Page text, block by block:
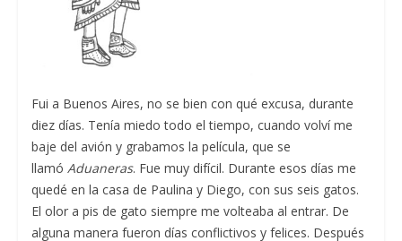
Fui a Buenos Aires, no se bien con qué excusa, durante
diez días. Tenía miedo todo el tiempo, cuando volví me
baje del avión y grabamos la película, que se
llamó Aduaneras. Fue muy difícil. Durante esos días me
quedé en la casa de Paulina y Diego, con sus seis gatos.
El olor a pis de gato siempre me volteaba al entrar. De
alguna manera fueron días conflictivos y felices. Después